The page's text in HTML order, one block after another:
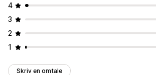
4
3
2
1
Skriv en omtale